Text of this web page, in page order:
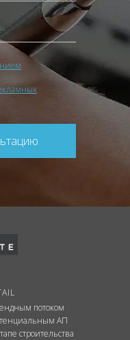
потоком
АП
строительства